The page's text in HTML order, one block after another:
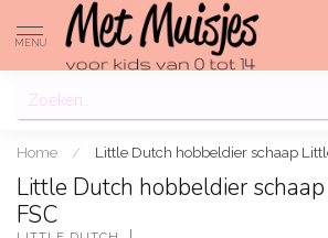
MENU
Home / Little Dutch hobbeldier schaap
Little Dutch hobbeldier
FSC